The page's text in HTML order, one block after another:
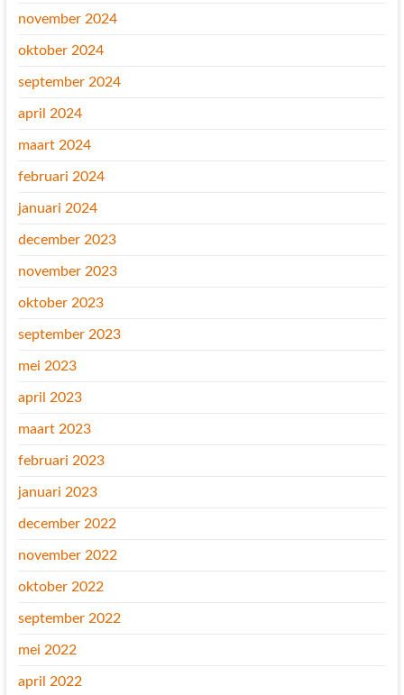
november 2024
oktober 2024
september 2024
april 2024
maart 2024
februari 2024
januari 2024
december 2023
november 2023
oktober 2023
september 2023
mei 2023
april 2023
maart 2023
februari 2023
januari 2023
december 2022
november 2022
oktober 2022
september 2022
mei 2022
april 2022